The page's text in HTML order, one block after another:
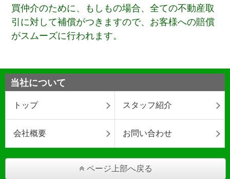
買仲介のために、もしもの場合、全ての不動産取
引に対して補償がつきますので、お客様への賠償
がスムーズに行われます。
当社について
トップ スタッフ紹介
会社概要 お問い合わせ
ページ上部へ戻る